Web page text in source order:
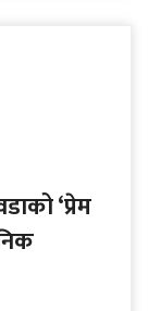
‘प्रेम